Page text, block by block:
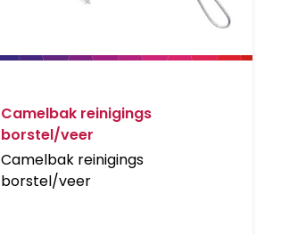
Camelbak reinigings
borstel/veer
Camelbak reinigings
borstel/veer